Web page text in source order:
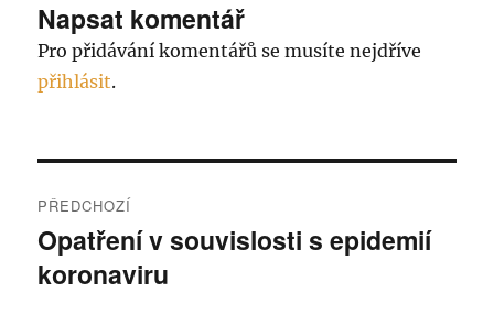
Napsat komentář
Pro přidávání komentářů se musíte nejdříve
přihlásit.
pro
příspěvek
PŘEDCHOZÍ
Předchozí
příspěvek:
Opatření v souvislosti s epidemií
koronaviru